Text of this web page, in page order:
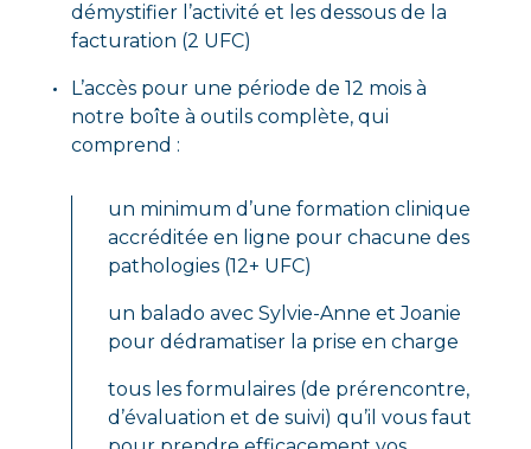
démystifier l’activité et les dessous de la
facturation (2 UFC)
L’accès pour une période de 12 mois à
notre boîte à outils complète, qui
comprend :
un minimum d’une formation clinique
accréditée en ligne pour chacune des
pathologies (12+ UFC)
un balado avec Sylvie-Anne et Joanie
pour dédramatiser la prise en charge
tous les formulaires (de prérencontre,
d’évaluation et de suivi) qu’il vous faut